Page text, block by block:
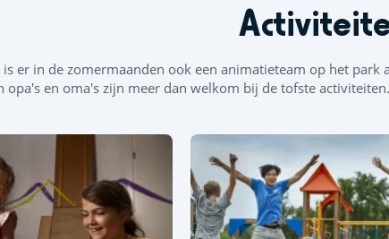
er in de zomermaanden ook een animatieteam op het
opa's en oma's zijn meer dan welkom bij de tofste